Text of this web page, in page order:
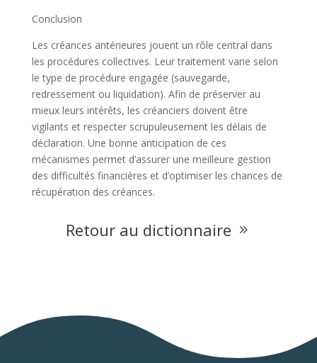
Conclusion
Les créances antérieures jouent un rôle central dans
les procédures collectives. Leur traitement varie selon
le type de procédure engagée (sauvegarde,
redressement ou liquidation). Afin de préserver au
mieux leurs intérêts, les créanciers doivent être
vigilants et respecter scrupuleusement les délais de
déclaration. Une bonne anticipation de ces
mécanismes permet d’assurer une meilleure gestion
des difficultés financières et d’optimiser les chances de
récupération des créances.
Retour au dictionnaire 9